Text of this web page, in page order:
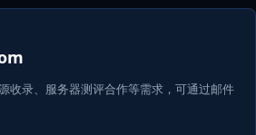
收录、服务器测评合作等需求，可通过邮件